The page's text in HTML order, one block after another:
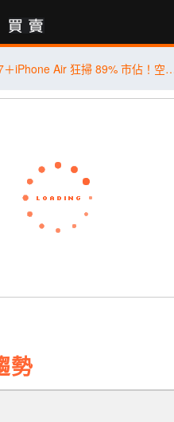
iPhone 17＋iPhone Air 狂掃 89% 市佔！空機
勢